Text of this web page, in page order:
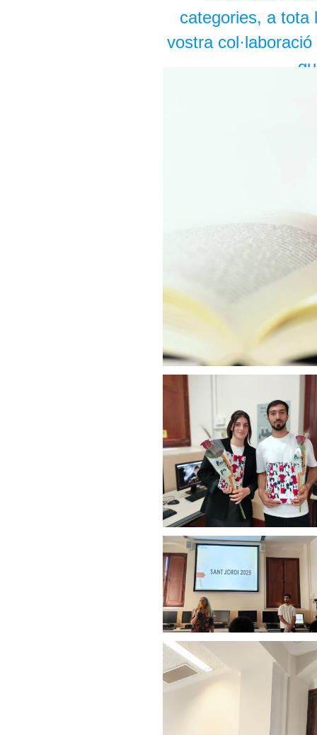
categories, a tota
vostra